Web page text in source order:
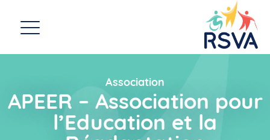
Association
APEER – Association pour
l’Education et la